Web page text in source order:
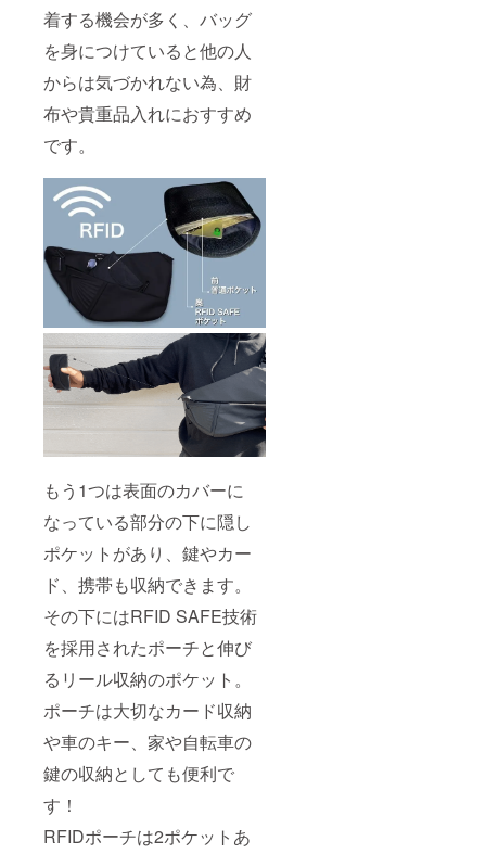
着する機会が多く、バッグ
を身につけていると他の人
からは気づかれない為、財
布や貴重品入れにおすすめ
です。
もう1つは表面のカバーに
なっている部分の下に隠し
ポケットがあり、鍵やカー
ド、携帯も収納できます。
その下にはRFID SAFE技術
を採用されたポーチと伸び
るリール収納のポケット。
ポーチは大切なカード収納
や車のキー、家や自転車の
鍵の収納としても便利で
す！
RFIDポーチは2ポケットあ